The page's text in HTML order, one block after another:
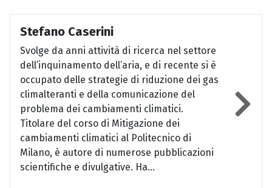
Stefano Caserini
Svolge da anni attività di ricerca nel settore
dell’inquinamento dell’aria, e di recente si è
occupato delle strategie di riduzione dei gas
climalteranti e della comunicazione del
problema dei cambiamenti climatici.
Titolare del corso di Mitigazione dei
cambiamenti climatici al Politecnico di
Milano, è autore di numerose pubblicazioni
scientifiche e divulgative. Ha...